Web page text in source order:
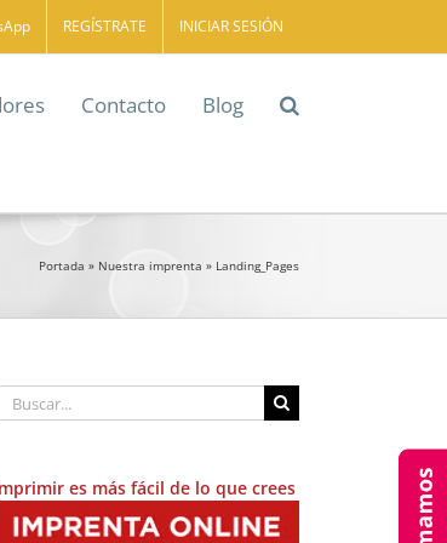
REGÍSTRATE INICIAR SESIÓN
Contacto Blog
Portada » Nuestra imprenta » Landing_Pages
Buscar:
es más fácil de lo que crees